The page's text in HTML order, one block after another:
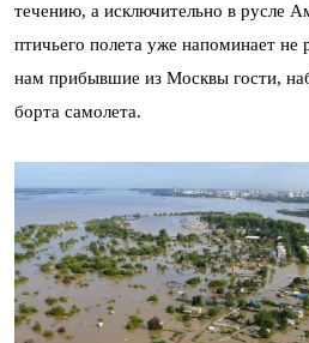
течению, а исключительно в русле
птичьего полета уже напоминает не
нам прибывшие из Москвы гости,
борта самолета.